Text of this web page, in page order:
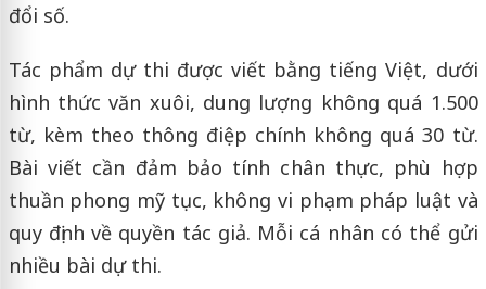
đổi số.
Tác phẩm dự thi được viết bằng tiếng Việt, dưới
hình thức văn xuôi, dung lượng không quá 1.500
từ, kèm theo thông điệp chính không quá 30 từ.
Bài viết cần đảm bảo tính chân thực, phù hợp
thuần phong mỹ tục, không vi phạm pháp luật và
quy định về quyền tác giả. Mỗi cá nhân có thể gửi
nhiều bài dự thi.